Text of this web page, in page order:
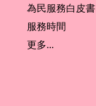
為民服務白皮書
服務時間
更多...